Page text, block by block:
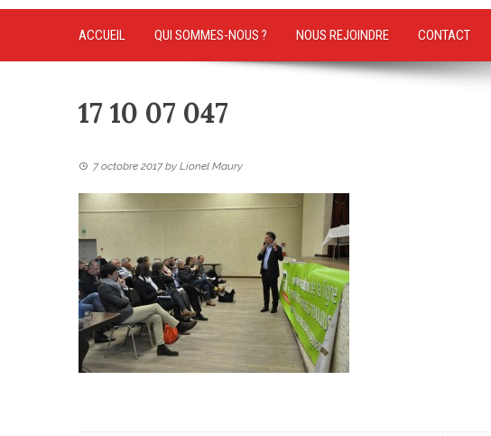
ACCUEIL QUI SOMMES-NOUS ? NOUS REJOINDRE CONTACT
17 10 07 047
7 octobre 2017by Lionel Maury